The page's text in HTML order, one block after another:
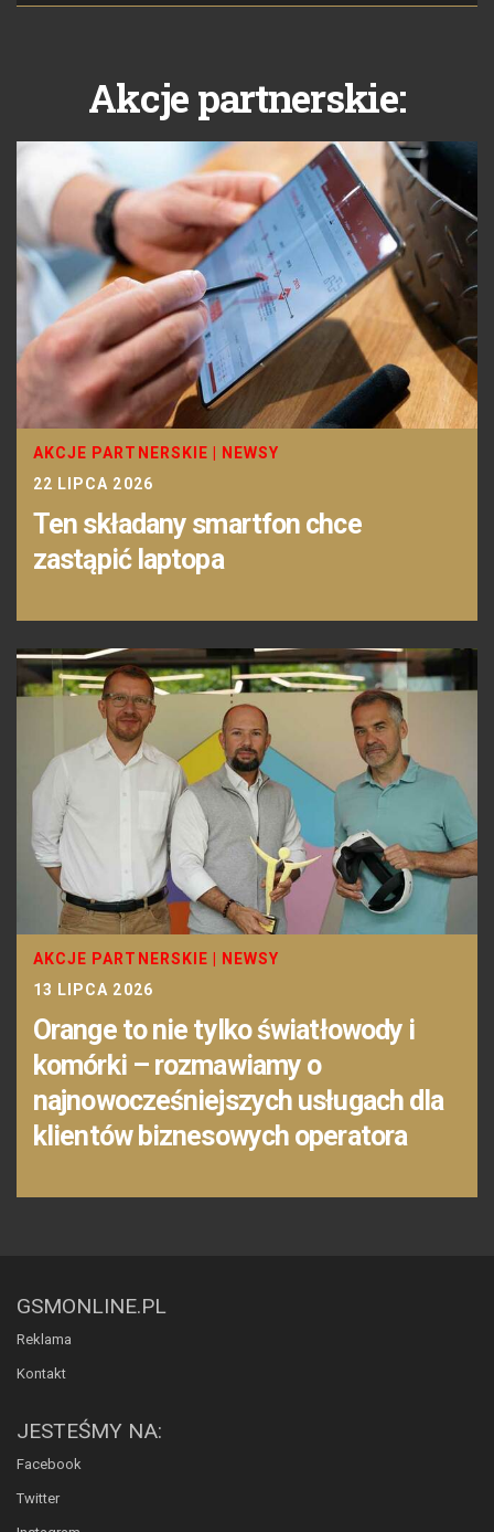
Akcje partnerskie:
AKCJE PARTNERSKIE
NEWSY
22 LIPCA 2026
Ten składany smartfon chce
zastąpić laptopa
AKCJE PARTNERSKIE
NEWSY
13 LIPCA 2026
Orange to nie tylko światłowody i
komórki – rozmawiamy o
najnowocześniejszych usługach dla
klientów biznesowych operatora
GSMONLINE.PL
Reklama
Kontakt
JESTEŚMY NA:
Facebook
Twitter